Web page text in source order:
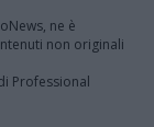
ne è
non originali
Professional